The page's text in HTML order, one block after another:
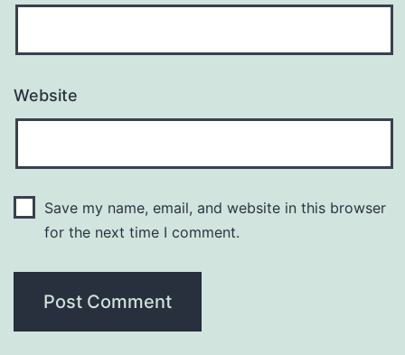
Website
Save my name, email, and website in this browser
for the next time I comment.